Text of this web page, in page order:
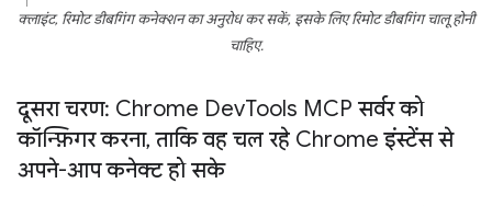
क्लाइंट, रिमोट डीबगिंग कनेक्शन का अनुरोध कर सकें, इसके लिए रिमोट डीबगिंग चालू होनी
चाहिए.
दूसरा चरण: Chrome DevTools MCP सर्वर को
कॉन्फ़िगर करना, ताकि वह चल रहे Chrome इंस्टेंस से
अपने-आप कनेक्ट हो सके